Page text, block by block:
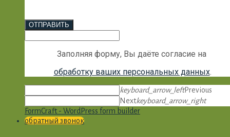
ОТПРАВИТЬ
Заполняя форму, Вы даёте согласие на
обработку ваших персональных данных.
keyboard_arrow_leftPrevious
Nextkeyboard_arrow_right
FormCraft - WordPress form builder
обратный звонок